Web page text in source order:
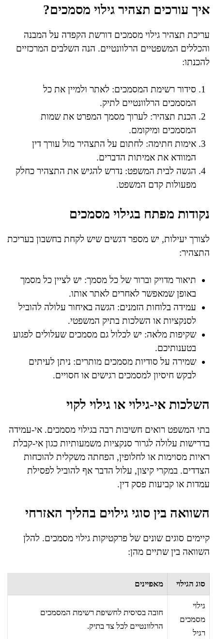
איך עורכים תצהיר גילוי מסמכים?
עריכת תצהיר גילוי מסמכים דורשת הקפדה על המבנה
והכללים המשפטיים הרלוונטיים. הנה השלבים המרכזיים
להכנתו:
סידור רשימת המסמכים: לאתר ולמיין את כל
המסמכים הרלוונטיים לתיק.
הכנת תצהיר: לערוך מסמך המפרט את שמות
המסמכים ומיקומם.
אימות חתימה: לחתום על התצהיר מול עורך דין
המוודא את אמיתות הדברים.
הגשה לבית המשפט: נדרש להגיש את התצהיר כחלק
מפעולות קדם המשפט.
נקודות מפתח בגילוי מסמכים
לצורך יעילות, יש מספר דגשים שיש לקחת בחשבון בעריכת
התצהיר:
תיאור מדויק וברור של כל מסמך: יש לציין כל מסמך
באופן שמאפשר לאחרים לאתר אותו.
עמידה בלוחות הזמנים: הגשה באיחור עלולה להוביל
לסנקציות או השלכות בתיק המשפטי.
שקיפות מלאה: יש לכלול גם מסמכים שעלולים לפגוע
בטענותיכם.
שמירה על סודיות מסמכים מותרים: ניתן לעיתים
לבקש חיסיון למסמכים רגישים או חסויים.
השלכות אי-גילוי או גילוי לקוי
בתי המשפט רואים חשיבות רבה בגילוי מסמכים. אי-עמידה
בדרישות עלולה לגרור סנקציות משמעותיות כגון אי-קבלת
ראיות מסוימות או לחלופין, הפחתה משקלית להוכחות
הצדדים. במקרי קיצון, עלול הדבר אף להוביל לפסילת
עמדות או קביעות פסק דין.
השוואה בין סוגי גילוים בהליך האזרחי
קיימים סוגים שונים של פרקטיקות גילוי מסמכים. להלן
השוואה בין שתיים מהן:
סוג הגילוי מאפיינים
גילוי
מסמכים
רגיל
חובה בסיסית לחשיפת רשימת המסמכים
הרלוונטיים לכל צד בתיק.